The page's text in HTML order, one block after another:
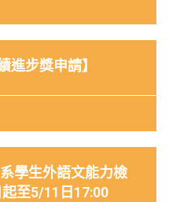
進步獎申請】
學生外語文能力檢
至5/11日17:00